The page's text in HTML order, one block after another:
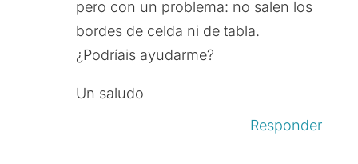
pero con un problema: no salen los
bordes de celda ni de tabla.
¿Podríais ayudarme?
Un saludo
Responder